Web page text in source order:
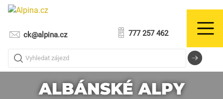
ck@alpina.cz 777 257 462
Vyhledat zájezd
ALBÁNSKÉ ALPY